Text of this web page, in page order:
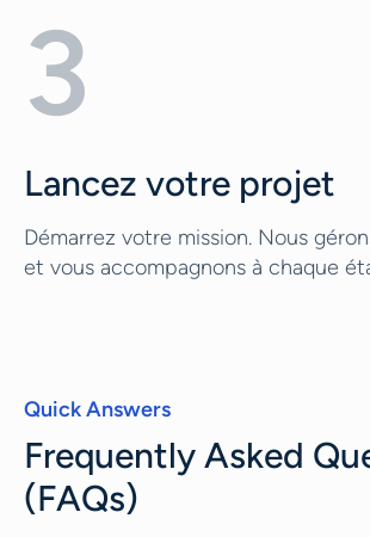
3
Lancez votre projet
Démarrez votre mission. Nous
et vous accompagnons à chaque
Quick Answers
Frequently Asked
(FAQs)